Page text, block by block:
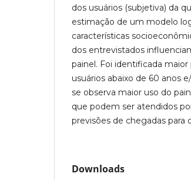
dos usuários (subjetiva) da
estimação de um modelo
características
dos entrevistados
painel. Foi identificada
usuários abaixo de 60 anos
se observa maior uso do
que podem ser atendidos
previsões de chegadas para
Downloads